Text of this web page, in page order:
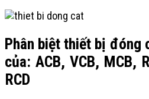
Phân biệt thiết bị đóng
của: ACB, VCB, MCB,
RCD